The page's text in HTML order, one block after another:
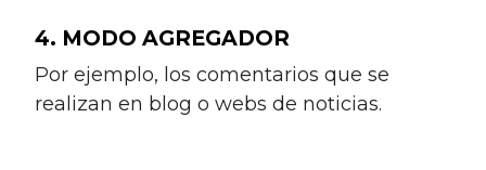
4. MODO AGREGADOR
Por ejemplo, los comentarios que se
realizan en blog o webs de noticias.